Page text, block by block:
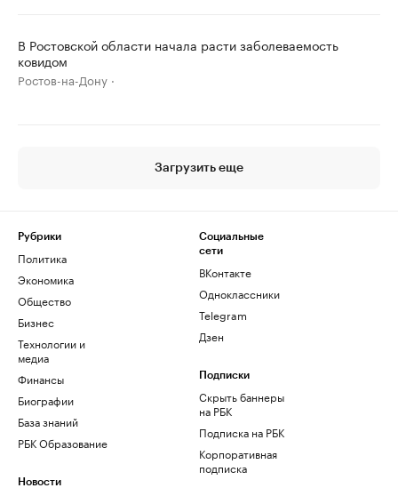
В Ростовской области начала расти заболеваемость
ковидом
Ростов-на-Дону
Загрузить еще
Рубрики
Политика
Экономика
Общество
Бизнес
Технологии и
медиа
Финансы
Биографии
База знаний
РБК Образование
Новости
Социальные
сети
ВКонтакте
Одноклассники
Telegram
Дзен
Подписки
Скрыть баннеры
на РБК
Подписка на РБК
Корпоративная
подписка